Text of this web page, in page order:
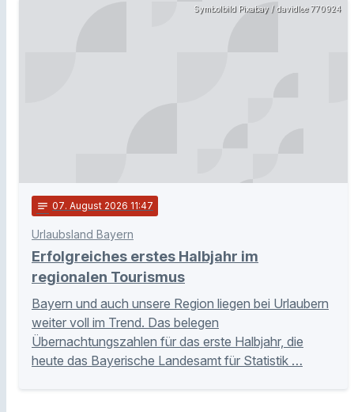
Symbolbild Pixabay / davidlee 770924
notes 07. August 2026 11:47
Urlaubsland Bayern
Erfolgreiches erstes Halbjahr im
regionalen Tourismus
Bayern und auch unsere Region liegen bei Urlaubern
weiter voll im Trend. Das belegen
Übernachtungszahlen für das erste Halbjahr, die
heute das Bayerische Landesamt für Statistik …